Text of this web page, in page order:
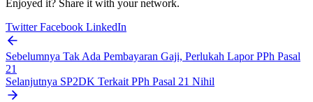
Enjoyed it? Share it with your network.
TwitterFacebook LinkedIn
Sebelumnya Tak Ada Pembayaran Gaji, Perlukah Lapor PPh Pasal
21
Selanjutnya SP2DK Terkait PPh Pasal 21 Nihil